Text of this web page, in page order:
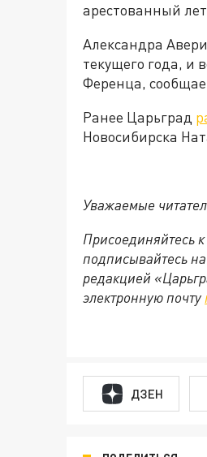
арестованный
Александра
текущего года, и
Ференца,
Ранее Царьград
Новосибирска
Уважаемые
Присоединяйтесь
подписывайтесь
редакцией
электронную почту
ДЗЕН